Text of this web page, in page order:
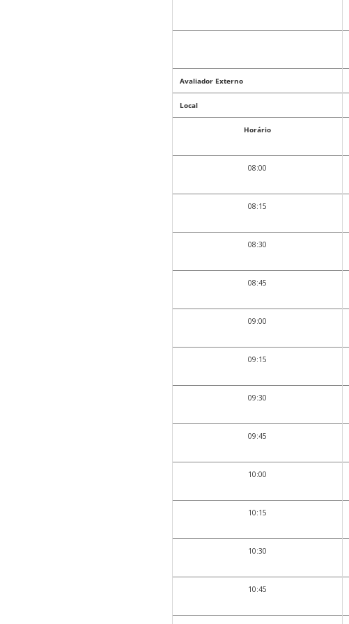
Avaliador Externo
Local
Horário
08:00
08:15
08:30
08:45
09:00
09:15
09:30
09:45
10:00
10:15
10:30
10:45